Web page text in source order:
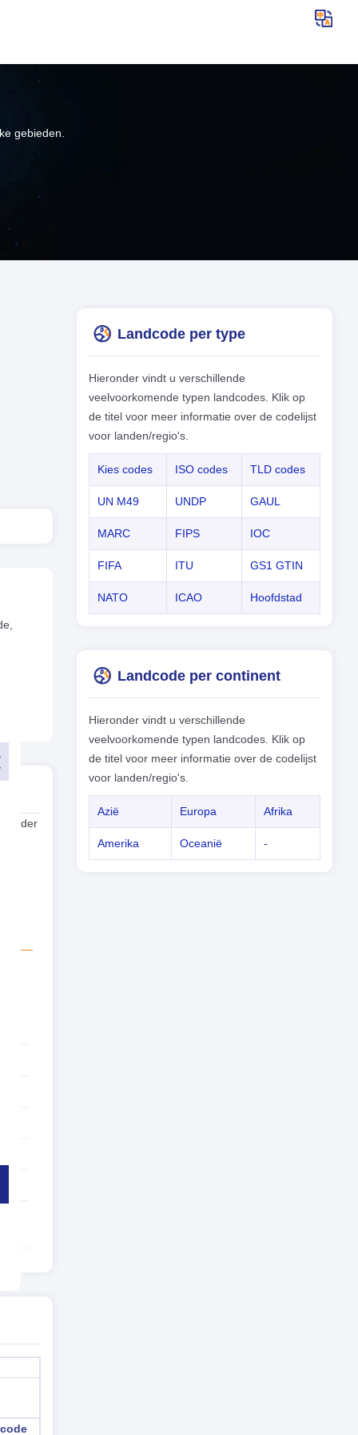
gebieden.
ander
Landcode per type
Hieronder vindt u verschillende
veelvoorkomende typen landcodes. Klik op
de titel voor meer informatie over de codelijst
voor landen/regio's.
Kies codes ISO codes TLD codes
UN M49 UNDP GAUL
MARC FIPS IOC
FIFA ITU GS1 GTIN
NATO ICAO Hoofdstad
Landcode per continent
Hieronder vindt u verschillende
veelvoorkomende typen landcodes. Klik op
de titel voor meer informatie over de codelijst
voor landen/regio's.
Azië Europa Afrika
Amerika Oceanië -